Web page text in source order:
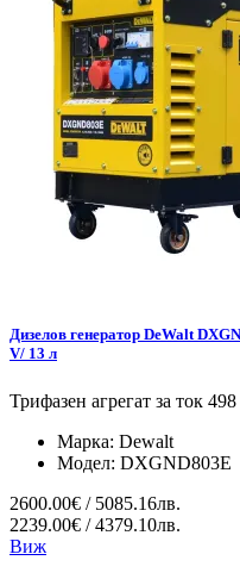
Дизелов генератор DeWalt
V/ 13 л
Трифазен агрегат за ток
Марка: Dewalt
Модел: DXGND803E
2600.00€ / 5085.16лв.
2239.00€ / 4379.10лв.
Виж